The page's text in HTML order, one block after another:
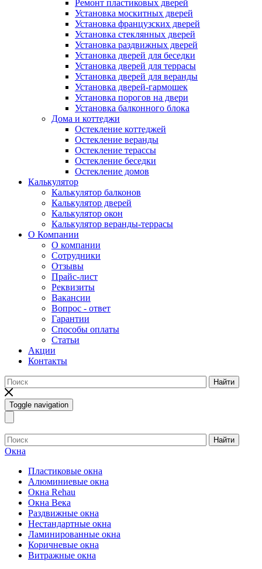
Ремонт пластиковых дверей
Установка москитных дверей
Установка французских дверей
Установка стеклянных дверей
Установка раздвижных дверей
Установка дверей для беседки
Установка дверей для террасы
Установка дверей для веранды
Установка дверей-гармошек
Установка порогов на двери
Установка балконного блока
Дома и коттеджи
Остекление коттеджей
Остекление веранды
Остекление терассы
Остекление беседки
Остекление домов
Калькулятор
Калькулятор балконов
Калькулятор дверей
Калькулятор окон
Калькулятор веранды-террасы
О Компании
О компании
Сотрудники
Отзывы
Прайс-лист
Реквизиты
Вакансии
Вопрос - ответ
Гарантии
Способы оплаты
Статьи
Акции
Контакты
Найти
Toggle navigation
Найти
Окна
Пластиковые окна
Алюминиевые окна
Окна Rehau
Окна Века
Раздвижные окна
Нестандартные окна
Ламинированные окна
Коричневые окна
Витражные окна